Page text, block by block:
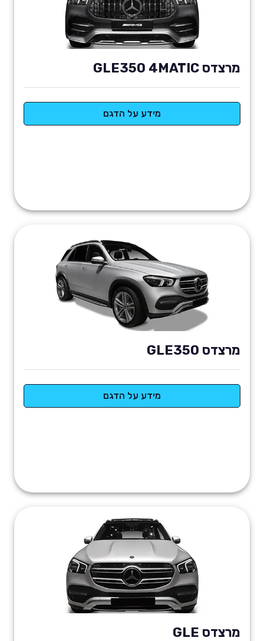
מרצדס GLE350 4MATIC
מידע על הדגם
מרצדס GLE350
מידע על הדגם
מרצדס GLE